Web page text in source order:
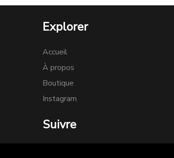
Explorer
Accueil
À propos
Boutique
Instagram
Suivre